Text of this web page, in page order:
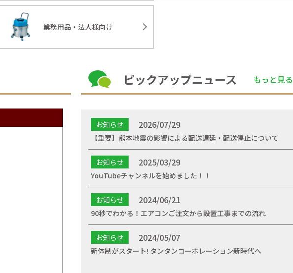
業務用品・法人様向け
ピックアップニュース もっと見る
お知らせ 2026/07/29
【重要】熊本地震の影響による配送遅延・配送停止について
お知らせ 2025/03/29
YouTubeチャンネルを始めました！！
お知らせ 2024/06/21
90秒でわかる！エアコンご注文から設置工事までの流れ
お知らせ 2024/05/07
新体制がスタート! タンタンコーポレーション新時代へ